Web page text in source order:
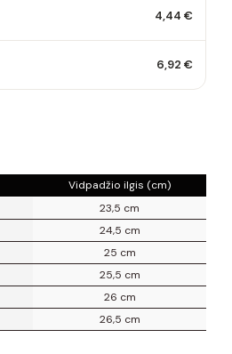
4,44 €
6,92 €
Vidpadžio ilgis (cm)
23,5 cm
24,5 cm
25 cm
25,5 cm
26 cm
26,5 cm